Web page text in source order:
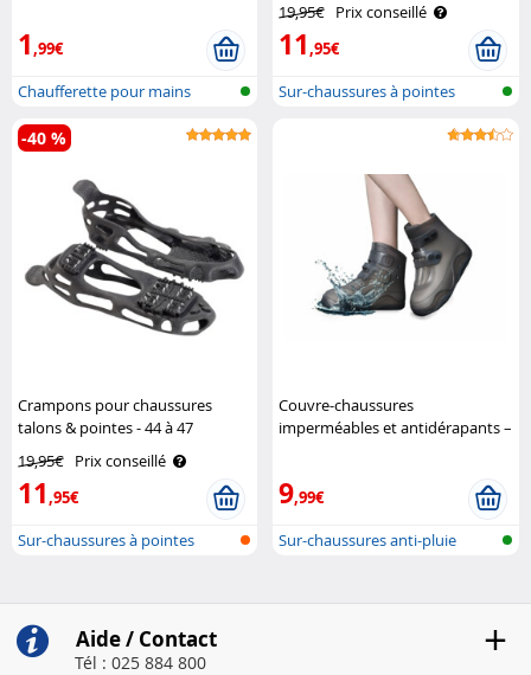
1,99€
Chaufferette pour mains
19,95€ Prix conseillé
11,95€
Sur-chaussures à pointes
Crampons pour chaussures
talons & pointes - 44 à 47
19,95€ Prix conseillé
11,95€
-40 %
Sur-chaussures à pointes
Couvre-chaussures
imperméables et antidérapants –
9,99€
Sur-chaussures anti-pluie
Aide / Contact
Tél : 025 884 800